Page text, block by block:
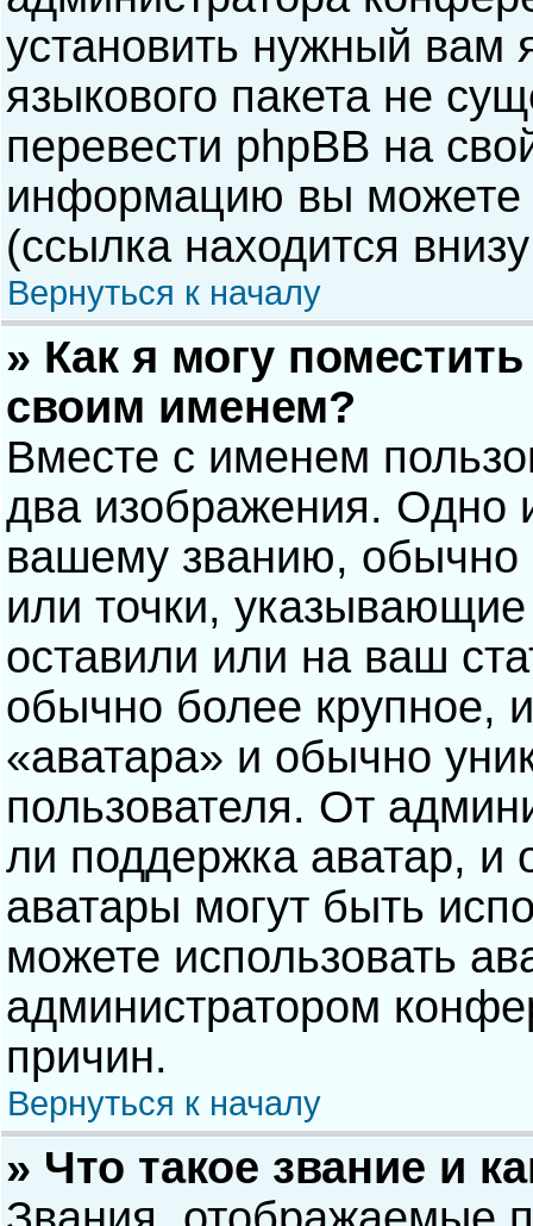
установить нужный вам
языкового пакета не
перевести phpBB на
информацию вы можете
(ссылка находится
Вернуться к началу
» Как я могу
своим именем?
Вместе с именем
два изображения. Одно
вашему званию, обычно
или точки,
оставили или на ваш
обычно более крупное,
«аватара» и обычно
пользователя. От
ли поддержка аватар, и
аватары могут быть
можете использовать
администратором
причин.
Вернуться к началу
» Что такое звание и